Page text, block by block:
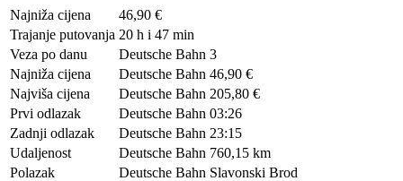
Najniža cijena
46,90 €
Trajanje putovanja 20 h i 47 min
Veza po danu
Deutsche Bahn 3
Najniža cijena
Deutsche Bahn 46,90 €
Najviša cijena
Deutsche Bahn 205,80 €
Prvi odlazak
Deutsche Bahn 03:26
Zadnji odlazak
Deutsche Bahn 23:15
Udaljenost
Deutsche Bahn 760,15 km
Polazak
Deutsche Bahn Slavonski Brod